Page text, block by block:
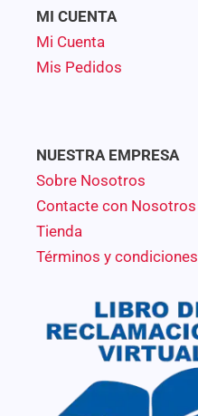
MI CUENTA
Mi Cuenta
Mis Pedidos
NUESTRA EMPRESA
Sobre Nosotros
Contacte con Nosotros
Tienda
Términos y condiciones